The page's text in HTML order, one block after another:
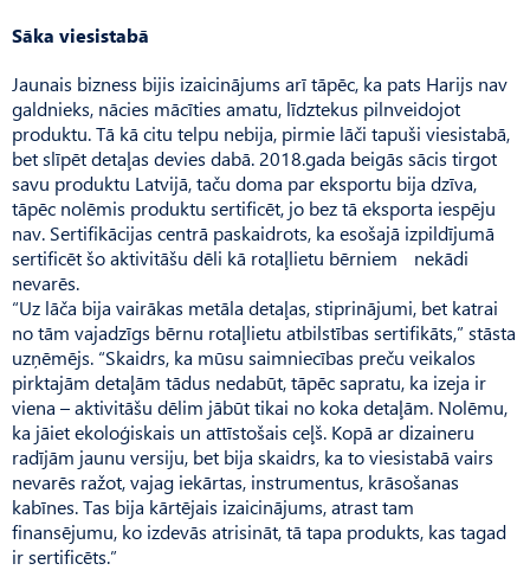
Sāka viesistabā
Jaunais bizness bijis izaicinājums arī tāpēc, ka pats Harijs nav
galdnieks, nācies mācīties amatu, līdztekus pilnveidojot
produktu. Tā kā citu telpu nebija, pirmie lāči tapuši viesistabā,
bet slīpēt detaļas devies dabā. 2018.gada beigās sācis tirgot
savu produktu Latvijā, taču doma par eksportu bija dzīva,
tāpēc nolēmis produktu sertificēt, jo bez tā eksporta iespēju
nav. Sertifikācijas centrā paskaidrots, ka esošajā izpildījumā
sertificēt šo aktivitāšu dēli kā rotaļlietu bērniem nekādi
nevarēs.
“Uz lāča bija vairākas metāla detaļas, stiprinājumi, bet katrai
no tām vajadzīgs bērnu rotaļlietu atbilstības sertifikāts,” stāsta
uzņēmējs. “Skaidrs, ka mūsu saimniecības preču veikalos
pirktajām detaļām tādus nedabūt, tāpēc sapratu, ka izeja ir
viena – aktivitāšu dēlim jābūt tikai no koka detaļām. Nolēmu,
ka jāiet ekoloģiskais un attīstošais ceļš. Kopā ar dizaineru
radījām jaunu versiju, bet bija skaidrs, ka to viesistabā vairs
nevarēs ražot, vajag iekārtas, instrumentus, krāsošanas
kabīnes. Tas bija kārtējais izaicinājums, atrast tam
finansējumu, ko izdevās atrisināt, tā tapa produkts, kas tagad
ir sertificēts.”